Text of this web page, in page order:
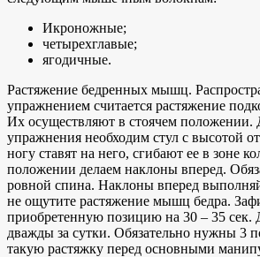
Икроножные;
четырехглавые;
ягодичные.
Растяжение бедренных мышц.
упражнением считается растяжение
Их осуществляют в стоячем положении.
упражнения необходим стул с высотой
ногу ставят на него, сгибают ее в зоне
положении делаем наклоны вперед.
ровной спина. Наклоны вперед
не ощутите растяжение мышц бедра.
приобретенную позицию на 30 – 35 сек.
дважды за сутки. Обязательно нужны 3
такую растяжку перед основными